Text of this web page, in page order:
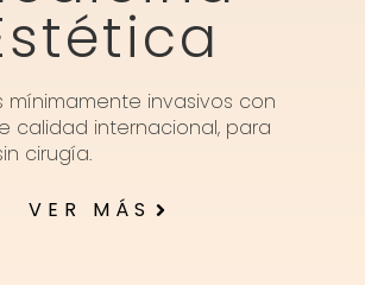
mínimamente invasivos con
calidad internacional, para
cirugía.
VER MÁS